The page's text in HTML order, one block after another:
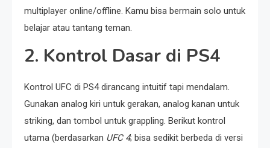
multiplayer online/offline. Kamu bisa bermain solo untuk
belajar atau tantang teman.
2. Kontrol Dasar di PS4
Kontrol UFC di PS4 dirancang intuitif tapi mendalam.
Gunakan analog kiri untuk gerakan, analog kanan untuk
striking, dan tombol untuk grappling. Berikut kontrol
utama (berdasarkan UFC 4; bisa sedikit berbeda di versi